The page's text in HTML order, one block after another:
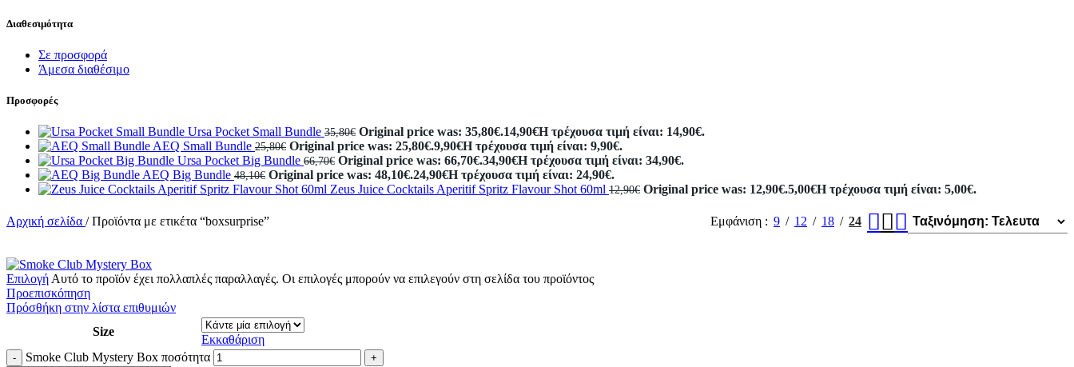
Διαθεσιμότητα
Σε προσφορά
Άμεσα διαθέσιμο
Προσφορές
Ursa Pocket Small Bundle 35,80€ Original price was: 35,80€.14,90€Η τρέχουσα τιμή είναι: 14,90€.
AEQ Small Bundle 25,80€ Original price was: 25,80€.9,90€Η τρέχουσα τιμή είναι: 9,90€.
Ursa Pocket Big Bundle 66,70€ Original price was: 66,70€.34,90€Η τρέχουσα τιμή είναι: 34,90€.
AEQ Big Bundle 48,10€ Original price was: 48,10€.24,90€Η τρέχουσα τιμή είναι: 24,90€.
Zeus Juice Cocktails Aperitif Spritz Flavour Shot 60ml 12,90€ Original price was: 12,90€.5,00€Η τρέχουσα τιμή είναι: 5,00€.
Αρχική σελίδα / Προϊόντα με ετικέτα “boxsurprise” Εμφάνιση 9 12 18 24
Επιλογή Αυτό το προϊόν έχει πολλαπλές παραλλαγές. Οι επιλογές μπορούν να επιλεγούν στη σελίδα του προϊόντος
Προεπισκόπηση
Πρόσθήκη στην λίστα επιθυμιών
Size
Εκκαθάριση
- Smoke Club Mystery Box ποσότητα +